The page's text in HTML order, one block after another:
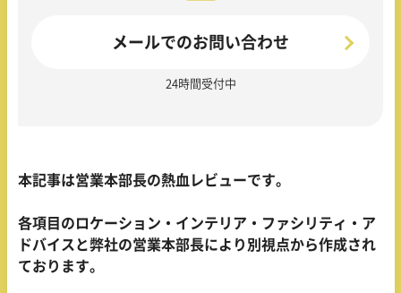
メールでのお問い合わせ
24時間受付中
本記事は営業本部長の熱血レビューです。
各項目のロケーション・インテリア・ファシリティ・ア
ドバイスと弊社の営業本部長により別視点から作成され
ております。